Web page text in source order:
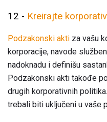
12 - Kreirajte
Podzakonski akti za vašu
korporacije, navode
nadoknadu i definišu
Podzakonski akti takođe
drugih korporativnih
trebali biti uključeni u vaše